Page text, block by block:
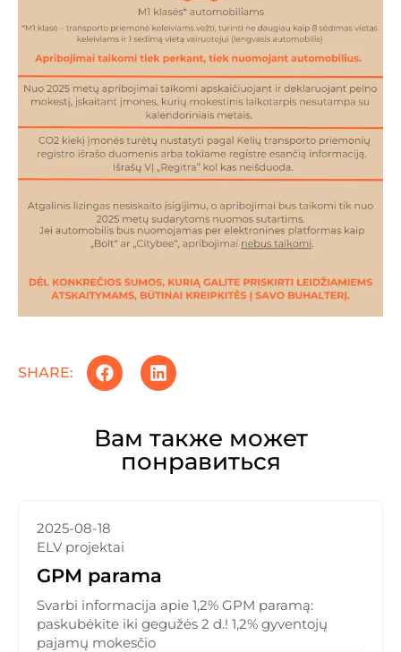
SHARE:
Вам также может
понравиться
2025-08-18
ELV projektai
GPM parama
Svarbi informacija apie 1,2% GPM paramą:
paskubėkite iki gegužės 2 d.! 1,2% gyventojų
pajamų mokesčio